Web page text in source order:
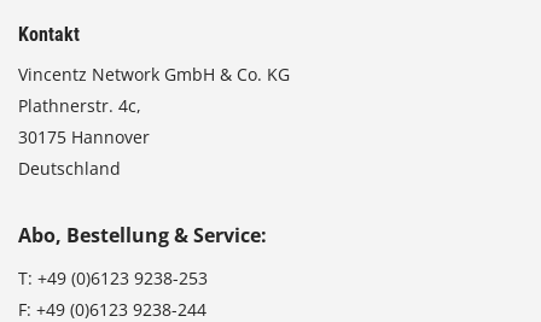
Kontakt
Vincentz Network GmbH & Co. KG
Plathnerstr. 4c,
30175 Hannover
Deutschland
Abo, Bestellung & Service:
T: +49 (0)6123 9238-253
F: +49 (0)6123 9238-244